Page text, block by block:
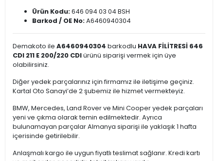
Ürün Kodu:646 094 03 04 BSH
Barkod / OE No:A6460940304
Demakoto ile A6460940304 barkodlu HAVA FİLİTRESİ 646
CDI 211 E 200/220 CDIürünü siparişi vermek için üye
olabilirsiniz.
Diğer yedek parçalarınız için firmamız ile iletişime geçiniz.
Kartal Oto Sanayi’de 2 şubemiz ile hizmet vermekteyiz.
BMW, Mercedes, Land Rover ve Mini Cooper yedek parçaları
yeni ve çıkma olarak temin edilmektedir. Ayrıca
bulunamayan parçalar Almanya siparişi ile yaklaşık 1 hafta
içerisinde getirilebilir.
Anlaşmalı kargo ile uygun fiyatlı teslimat sağlanır. Kredi kartı